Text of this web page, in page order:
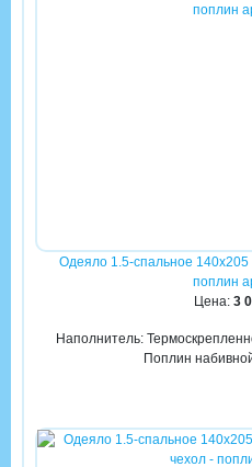
Одеяло 1.5-спальное
поплин
Цена: 3
Наполнитель:
Поплин